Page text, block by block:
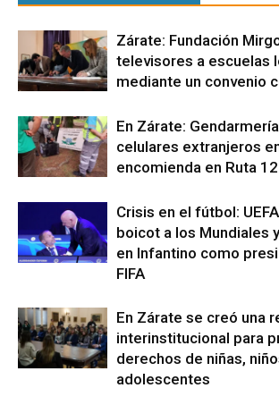
Zárate: Fundación
televisores a escuelas
mediante un convenio
En Zárate:
celulares extranjeros
encomienda en Ruta 12
Crisis en el fútbol:
boicot a los Mundiales
en Infantino como
FIFA
En Zárate se creó una
interinstitucional para
derechos de niñas,
adolescentes